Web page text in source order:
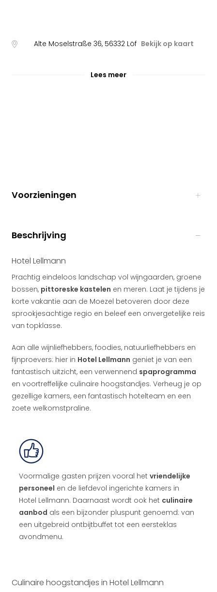
Alte Moselstraße 36, 56332 Löf Bekijk op kaart
Lees meer
Voorzieningen
Beschrijving
Hotel Lellmann
Prachtig eindeloos landschap vol wijngaarden, groene
bossen, pittoreske kastelen en meren. Laat je tijdens je
korte vakantie aan de Moezel betoveren door deze
sprookjesachtige regio en beleef een onvergetelijke reis
van topklasse.
Aan alle wijnliefhebbers, foodies, natuurliefhebbers en
fijnproevers: hier in Hotel Lellmann geniet je van een
fantastisch uitzicht, een verwennend spaprogramma
en voortreffelijke culinaire hoogstandjes. Verheug je op
gezellige kamers, een fantastisch hotelteam en een
zoete welkomstpraline.
Voormalige gasten prijzen vooral het vriendelijke
personeel en de liefdevol ingerichte kamers in
Hotel Lellmann. Daarnaast wordt ook het culinaire
aanbod als een bijzonder pluspunt genoemd: van
een uitgebreid ontbijtbuffet tot een eersteklas
avondmenu.
Culinaire hoogstandjes in Hotel Lellmann